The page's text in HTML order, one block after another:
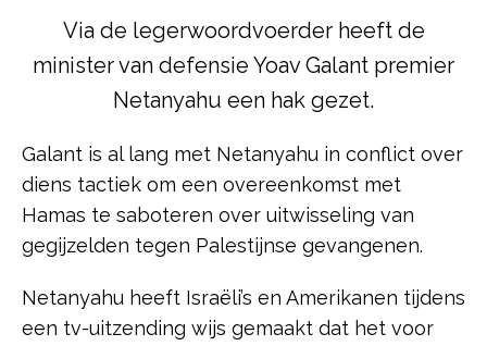
Via de legerwoordvoerder heeft de
minister van defensie Yoav Galant premier
Netanyahu een hak gezet.
Galant is al lang met Netanyahu in conflict over
diens tactiek om een overeenkomst met
Hamas te saboteren over uitwisseling van
gegijzelden tegen Palestijnse gevangenen.
Netanyahu heeft Israëli’s en Amerikanen tijdens
een tv-uitzending wijs gemaakt dat het voor